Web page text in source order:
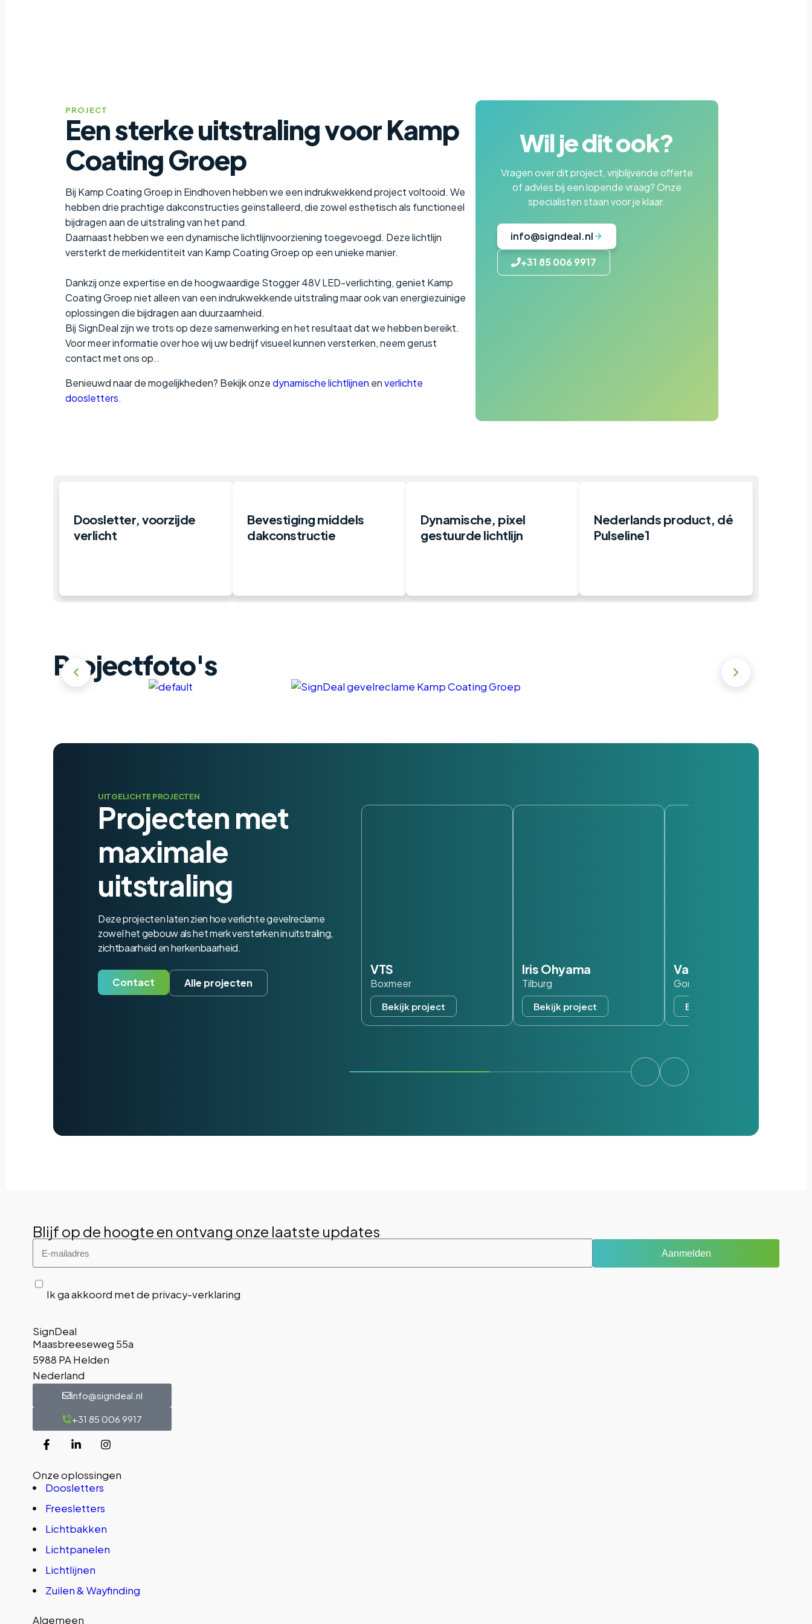
PROJECT
Een sterke uitstraling voor Kamp
Coating Groep
Bij Kamp Coating Groep in Eindhoven hebben we een indrukwekkend project voltooid. We
hebben drie prachtige dakconstructies geïnstalleerd, die zowel esthetisch als functioneel
bijdragen aan de uitstraling van het pand.
Daarnaast hebben we een dynamische lichtlijnvoorziening toegevoegd. Deze lichtlijn
versterkt de merkidentiteit van Kamp Coating Groep op een unieke manier.
Dankzij onze expertise en de hoogwaardige Stogger 48V LED-verlichting, geniet Kamp
Coating Groep niet alleen van een indrukwekkende uitstraling maar ook van energiezuinige
oplossingen die bijdragen aan duurzaamheid.
Bij SignDeal zijn we trots op deze samenwerking en het resultaat dat we hebben bereikt.
Voor meer informatie over hoe wij uw bedrijf visueel kunnen versterken, neem gerust
contact met ons op..
Benieuwd naar de mogelijkheden? Bekijk onzedynamische lichtlijnen enverlichte
doosletters.
Wil je dit ook?
Vragen over dit project, vrijblijvende offerte
of advies bij een lopende vraag? Onze
specialisten staan voor je klaar.
info@signdeal.nl
+31 85 006 9917
Doosletter, voorzijde
verlicht
Bevestiging middels
dakconstructie
Dynamische, pixel
gestuurde lichtlijn
Nederlands product, dé
Pulseline1
Projectfoto's
UITGELICHTE PROJECTEN
Projecten met
maximale
uitstraling
Deze projecten laten zien hoe verlichte gevelreclame
zowel het gebouw als het merk versterken in uitstraling,
zichtbaarheid en herkenbaarheid.
Contact Alle projecten
VTS
Boxmeer
Bekijk project
Iris Ohyama
Tilburg
Bekijk project
Van der Valk
Gorinchem
Bekijk project
Blijf op de hoogte en ontvang onze laatste updates
Ik ga akkoord met de privacy-verklaring
Aanmelden
SignDeal
Maasbreeseweg 55a
5988 PA Helden
Nederland
info@signdeal.nl
+31 85 006 9917
Onze oplossingen
Doosletters
Freesletters
Lichtbakken
Lichtpanelen
Lichtlijnen
Zuilen & Wayfinding
Algemeen